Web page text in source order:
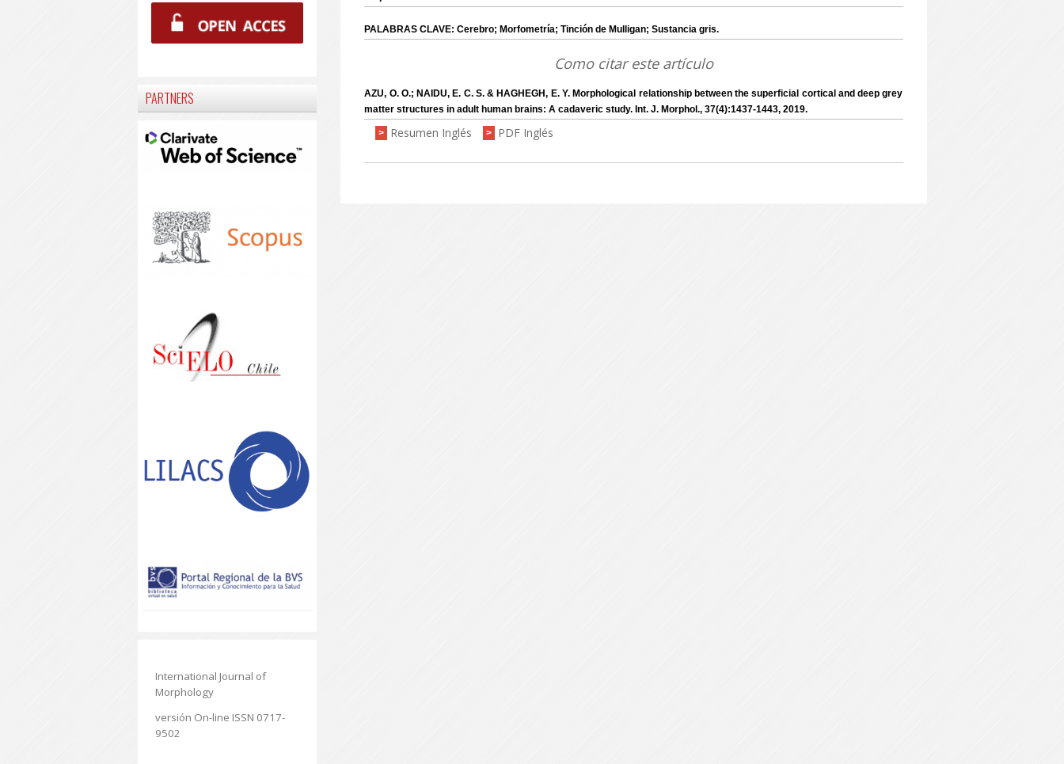
PALABRAS CLAVE: Cerebro; Morfometría; Tinción de Mulligan; Sustancia gris.
Como citar este artículo
AZU, O. O.; NAIDU, E. C. S. & HAGHEGH, E. Y. Morphological relationship between the superficial cortical and deep grey
matter structures in adult human brains: A cadaveric study. Int. J. Morphol., 37(4):1437-1443, 2019.
> Resumen Inglés > PDF Inglés
PARTNERS
International Journal of
Morphology
versión On-line ISSN 0717-
9502